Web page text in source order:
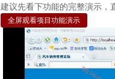
建议先看下功能的完整演示，
全屏观看项目功能演示